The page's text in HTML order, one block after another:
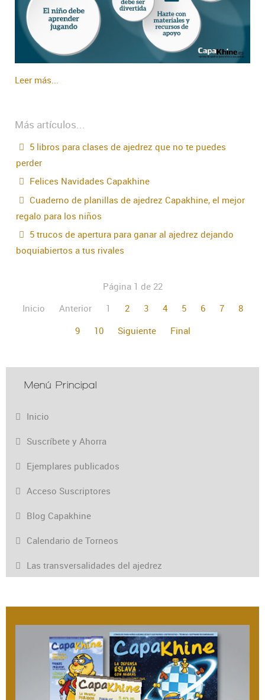
Leer más...
Más artículos...
5 libros para clases de ajedrez que no te puedes
perder
Felices Navidades Capakhine
Cuaderno de planillas de ajedrez Capakhine, el mejor
regalo para los niños
5 trucos de apertura para ganar al ajedrez dejando
boquiabiertos a tus rivales
Página 1 de 22
Inicio
Anterior 1 2 3 4 5 6 7
8
9
10 Siguiente Final
Menú Principal
Inicio
Suscríbete y Ahorra
Ejemplares publicados
Acceso Suscriptores
Blog Capakhine
Calendario de Torneos
Las transversalidades del ajedrez